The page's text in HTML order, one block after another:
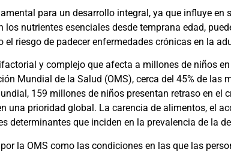
para un desarrollo integral, ya que influye en
nutrientes esenciales desde temprana edad,
riesgo de padecer enfermedades crónicas en la
y complejo que afecta a millones de niños
Mundial de la Salud (OMS), cerca del 45% de las
159 millones de niños presentan retraso en
una prioridad global. La carencia de alimentos, el
determinantes que inciden en la prevalencia de la
la OMS como las condiciones en las que las